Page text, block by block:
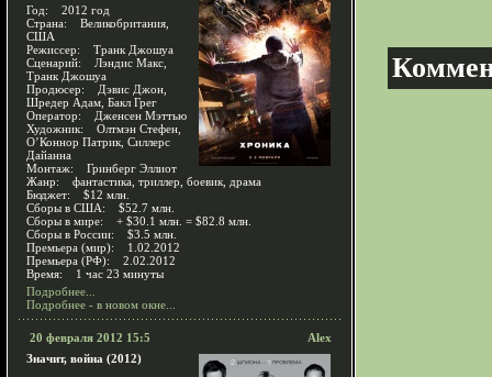
Год: 2012 год
Страна: Великобритания,
США
Режиссер: Транк Джошуа
Сценарий: Лэндис Макс,
Транк Джошуа
Продюсер: Дэвис Джон,
Шредер Адам, Бакл Грег
Оператор: Дженсен Мэттью
Художник: Олтмэн Стефен,
О’Коннор Патрик, Силлерс
Дайанна
Монтаж: Гринберг Эллиот
Жанр: фантастика, триллер, боевик, драма
Бюджет: $12 млн.
Сборы в США: $52.7 млн.
Сборы в мире: + $30.1 млн. = $82.8 млн.
Сборы в России: $3.5 млн.
Премьера (мир): 1.02.2012
Премьера (РФ): 2.02.2012
Время: 1 час 23 минуты
Подробнее...
Подробнее - в новом окне...
20 февраля 2012 15:5
Alex
Значит, война (2012)